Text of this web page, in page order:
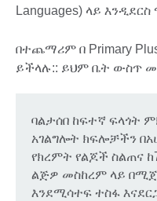
Languages) ላይ
በተጨማሪም በ Primary
ይችላሉ:: ይህም ቤት ውስጥ
ባልታሰበ ከፍተኛ ፍላጎት
አገልግሎት ክፍሎቻችን
የክረምት የልጆች ስልጠና
ልጅዎ መስከረም ላይ
እንደሚሳተፍ ተስፋ